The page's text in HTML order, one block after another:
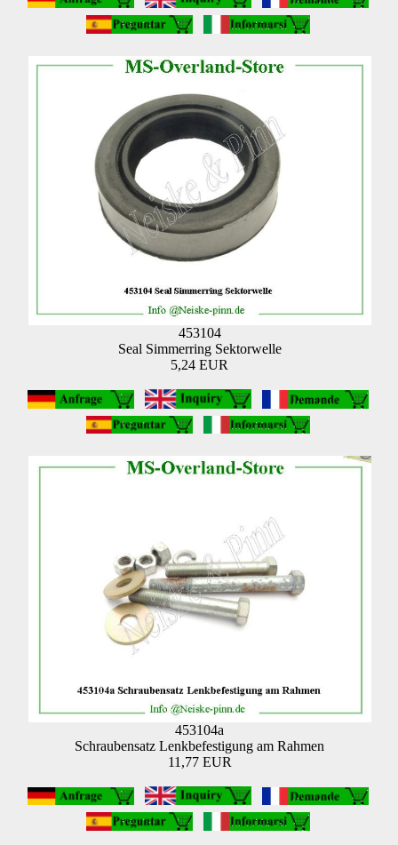
453104
Seal Simmerring Sektorwelle
5,24 EUR
453104a
Schraubensatz Lenkbefestigung am Rahmen
11,77 EUR